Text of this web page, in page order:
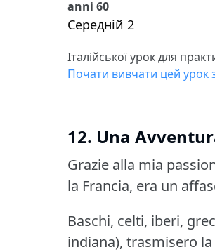
anni 60
Середній 2
Італійської урок для
Почати вивчати цей урок
12. Una
Grazie alla mia
la Francia, era un
Baschi, celti, iberi,
indiana), trasmisero